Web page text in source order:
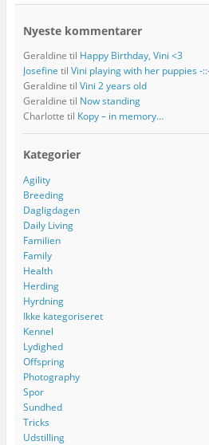
Nyeste kommentarer
Geraldine til Happy Birthday, Vini <3
Josefine til Vini playing with her puppies -
Geraldine til Vini 2 years old
Geraldine til Now standing
Charlotte til Kopy – in memory…
Kategorier
Agility
Breeding
Dagligdagen
Daily Living
Familien
Family
Health
Herding
Hyrdning
Ikke kategoriseret
Kennel
Lydighed
Offspring
Photography
Spor
Sundhed
Tricks
Udstilling